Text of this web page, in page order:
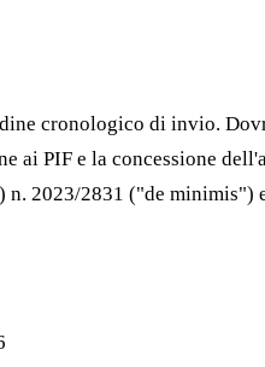
cronologico di invio.
ai PIF e la concessione
n. 2023/2831 ("de